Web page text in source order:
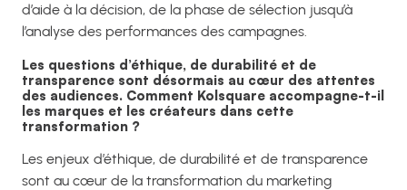
d’aide à la décision, de la phase de sélection jusqu’à
l’analyse des performances des campagnes.
Les questions d’éthique, de durabilité et de
transparence sont désormais au cœur des attentes
des audiences. Comment Kolsquare accompagne-t-il
les marques et les créateurs dans cette
transformation ?
Les enjeux d’éthique, de durabilité et de transparence
sont au cœur de la transformation du marketing